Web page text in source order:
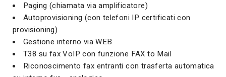
Paging (chiamata via amplificatore)
Autoprovisioning (con telefoni IP certificati con
provisioning)
Gestione interno via WEB
T38 su fax VoIP con funzione FAX to Mail
Riconoscimento fax entranti con trasferta automatica